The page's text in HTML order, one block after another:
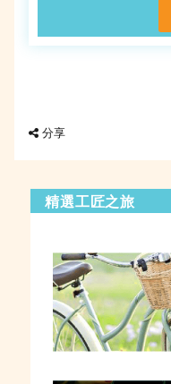
分享
精選工匠之旅